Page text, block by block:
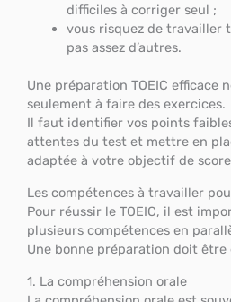
difficiles à corriger seul ;
vous risquez de travailler
pas assez d’autres.
Une préparation TOEIC efficace
seulement à faire des exercices.
Il faut identifier vos points
attentes du test et mettre en
adaptée à votre objectif de
Les compétences à travailler
Pour réussir le TOEIC, il est
plusieurs compétences en
Une bonne préparation doit
1. La compréhension orale